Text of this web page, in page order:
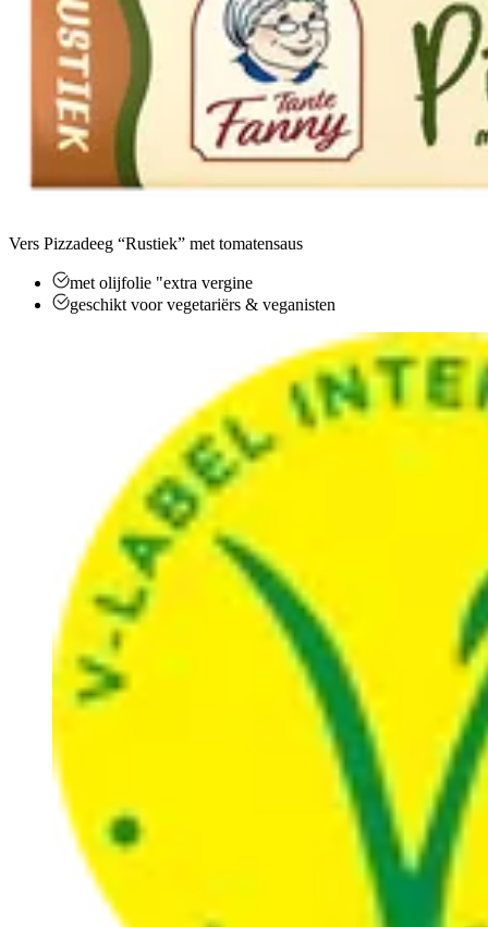
Vers Pizzadeeg “Rustiek” met tomatensaus
met olijfolie "extra vergine
geschikt voor vegetariërs & veganisten